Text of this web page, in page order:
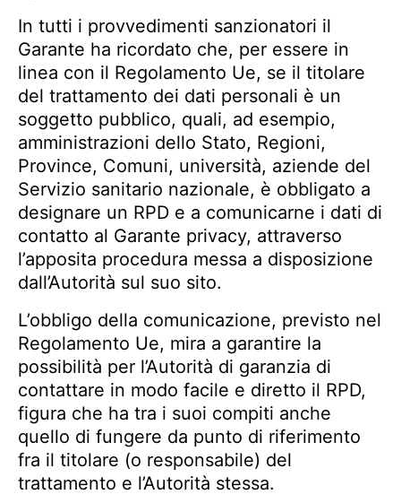
In tutti i provvedimenti sanzionatori il
Garante ha ricordato che, per essere in
linea con il Regolamento Ue, se il titolare
del trattamento dei dati personali è un
soggetto pubblico, quali, ad esempio,
amministrazioni dello Stato, Regioni,
Province, Comuni, università, aziende del
Servizio sanitario nazionale, è obbligato a
designare un RPD e a comunicarne i dati di
contatto al Garante privacy, attraverso
l’apposita procedura messa a disposizione
dall’Autorità sul suo sito.
L’obbligo della comunicazione, previsto nel
Regolamento Ue, mira a garantire la
possibilità per l’Autorità di garanzia di
contattare in modo facile e diretto il RPD,
figura che ha tra i suoi compiti anche
quello di fungere da punto di riferimento
fra il titolare (o responsabile) del
trattamento e l’Autorità stessa.